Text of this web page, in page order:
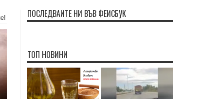
ПОСЛЕДВАЙТЕ НИ ВЪВ ФЕЙСБУК
ТОП НОВИНИ